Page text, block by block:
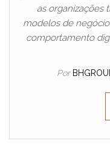
as organizações
modelos de
comportamento
Por